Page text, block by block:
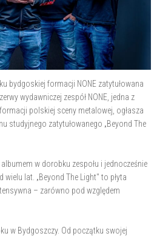
bydgoskiej formacji NONE zatytułowana
wydawniczej zespół NONE, jedna z
polskiej sceny metalowej, ogłasza
studyjnego zatytułowanego „Beyond The
w dorobku zespołu i jednocześnie
wielu lat. „Beyond The Light" to płyta
– zarówno pod względem
w Bydgoszczy. Od początku swojej